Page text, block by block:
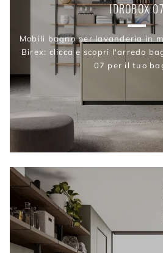
IDROBOX 07
Mobili bagno per lavanderia in
Birex: clicca e scopri l'arredo
07 per il tuo